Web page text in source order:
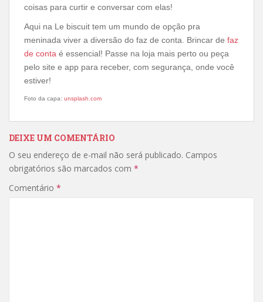
coisas para curtir e conversar com elas!
Aqui na Le biscuit tem um mundo de opção pra
meninada viver a diversão do faz de conta. Brincar de faz
de conta é essencial! Passe na loja mais perto ou peça
pelo site e app para receber, com segurança, onde você
estiver!
Foto da capa: unsplash.com
DEIXE UM COMENTÁRIO
O seu endereço de e-mail não será publicado. Campos
obrigatórios são marcados com *
Comentário *